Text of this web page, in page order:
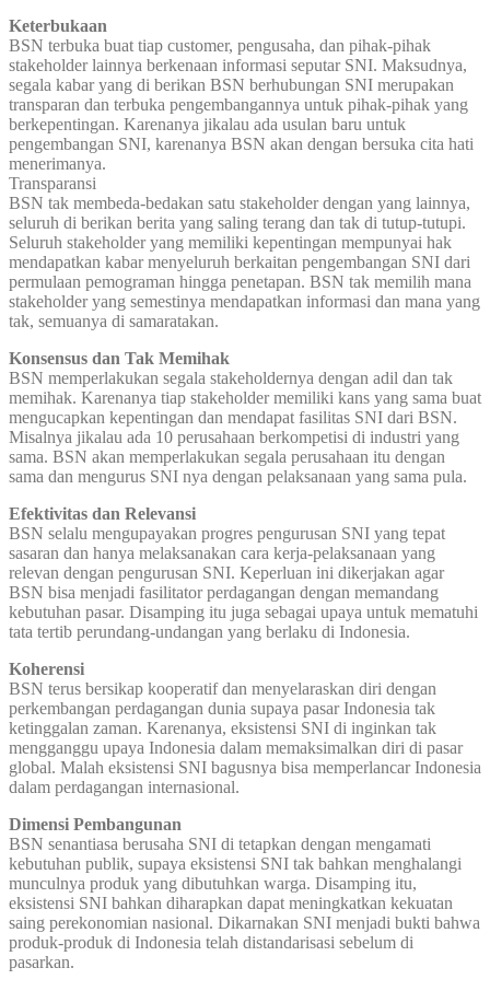
Keterbukaan
BSN terbuka buat tiap customer, pengusaha, dan pihak-pihak
stakeholder lainnya berkenaan informasi seputar SNI. Maksudnya,
segala kabar yang di berikan BSN berhubungan SNI merupakan
transparan dan terbuka pengembangannya untuk pihak-pihak yang
berkepentingan. Karenanya jikalau ada usulan baru untuk
pengembangan SNI, karenanya BSN akan dengan bersuka cita hati
menerimanya.
Transparansi
BSN tak membeda-bedakan satu stakeholder dengan yang lainnya,
seluruh di berikan berita yang saling terang dan tak di tutup-tutupi.
Seluruh stakeholder yang memiliki kepentingan mempunyai hak
mendapatkan kabar menyeluruh berkaitan pengembangan SNI dari
permulaan pemograman hingga penetapan. BSN tak memilih mana
stakeholder yang semestinya mendapatkan informasi dan mana yang
tak, semuanya di samaratakan.
Konsensus dan Tak Memihak
BSN memperlakukan segala stakeholdernya dengan adil dan tak
memihak. Karenanya tiap stakeholder memiliki kans yang sama buat
mengucapkan kepentingan dan mendapat fasilitas SNI dari BSN.
Misalnya jikalau ada 10 perusahaan berkompetisi di industri yang
sama. BSN akan memperlakukan segala perusahaan itu dengan
sama dan mengurus SNI nya dengan pelaksanaan yang sama pula.
Efektivitas dan Relevansi
BSN selalu mengupayakan progres pengurusan SNI yang tepat
sasaran dan hanya melaksanakan cara kerja-pelaksanaan yang
relevan dengan pengurusan SNI. Keperluan ini dikerjakan agar
BSN bisa menjadi fasilitator perdagangan dengan memandang
kebutuhan pasar. Disamping itu juga sebagai upaya untuk mematuhi
tata tertib perundang-undangan yang berlaku di Indonesia.
Koherensi
BSN terus bersikap kooperatif dan menyelaraskan diri dengan
perkembangan perdagangan dunia supaya pasar Indonesia tak
ketinggalan zaman. Karenanya, eksistensi SNI di inginkan tak
mengganggu upaya Indonesia dalam memaksimalkan diri di pasar
global. Malah eksistensi SNI bagusnya bisa memperlancar Indonesia
dalam perdagangan internasional.
Dimensi Pembangunan
BSN senantiasa berusaha SNI di tetapkan dengan mengamati
kebutuhan publik, supaya eksistensi SNI tak bahkan menghalangi
munculnya produk yang dibutuhkan warga. Disamping itu,
eksistensi SNI bahkan diharapkan dapat meningkatkan kekuatan
saing perekonomian nasional. Dikarnakan SNI menjadi bukti bahwa
produk-produk di Indonesia telah distandarisasi sebelum di
pasarkan.